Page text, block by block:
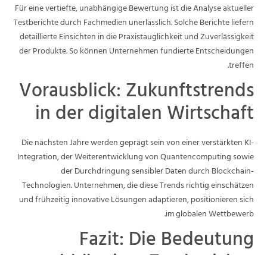
Für eine vertiefte, unabhängige Bewertung ist die Analyse aktueller
Testberichte durch Fachmedien unerlässlich. Solche Berichte liefern
detaillierte Einsichten in die Praxistauglichkeit und Zuverlässigkeit
der Produkte. So können Unternehmen fundierte Entscheidungen
treffen.
Vorausblick: Zukunftstrends
in der digitalen Wirtschaft
Die nächsten Jahre werden geprägt sein von einer verstärkten KI-
Integration, der Weiterentwicklung von Quantencomputing sowie
der Durchdringung sensibler Daten durch Blockchain-
Technologien. Unternehmen, die diese Trends richtig einschätzen
und frühzeitig innovative Lösungen adaptieren, positionieren sich
im globalen Wettbewerb.
Fazit: Die Bedeutung